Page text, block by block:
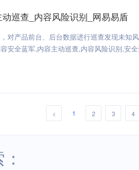
巡查_内容风险识别_网易易盾
对产品前台、后台数据进行巡查发现未知
安全蓝军,内容主动巡查,内容风险识别,安
< 1 2 3 4